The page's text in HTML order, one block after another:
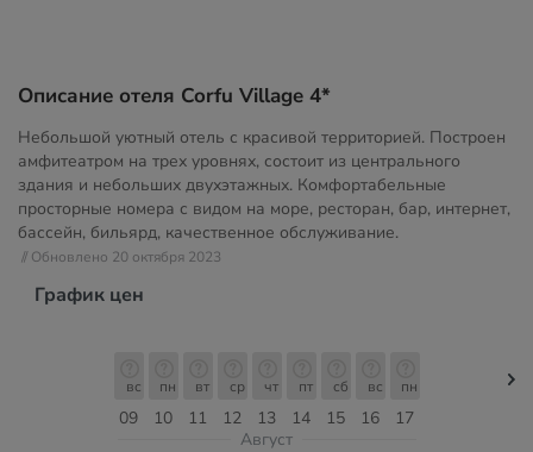
Описание отеля Corfu Village 4*
Небольшой уютный отель с красивой территорией. Построен
амфитеатром на трех уровнях, состоит из центрального
здания и небольших двухэтажных. Комфортабельные
просторные номера с видом на море, ресторан, бар, интернет,
бассейн, бильярд, качественное обслуживание.
// Обновлено 20 октября 2023
График цен
09
вс
10
пн
11
вт
12
ср
13
чт
14
пт
15
сб
16
вс
17
пн
Август